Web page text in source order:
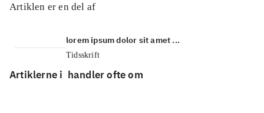
Artiklen er en del af
lorem ipsum dolor sit amet ...
Tidsskrift
Artiklerne i handler ofte om